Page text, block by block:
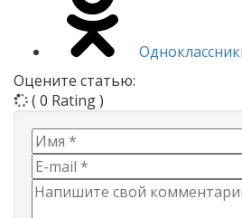
Оцените статью:
( 0 Rating )